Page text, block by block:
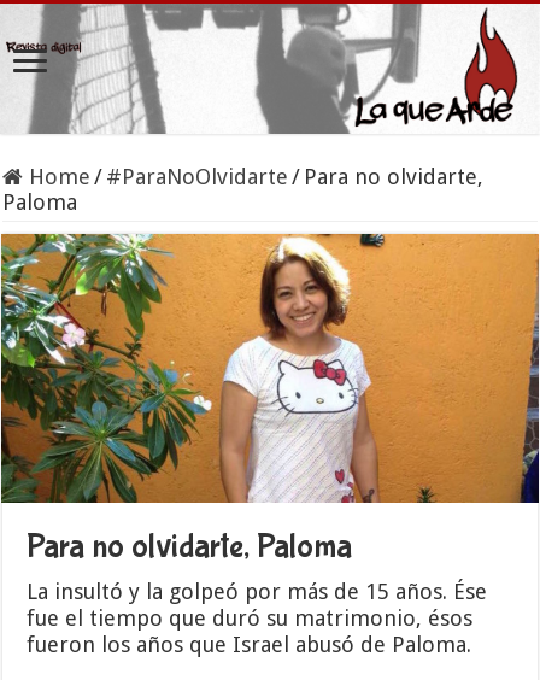
Home /#ParaNoOlvidarte / Para no olvidarte,
Paloma
Para no olvidarte, Paloma
La insultó y la golpeó por más de 15 años. Ése
fue el tiempo que duró su matrimonio, ésos
fueron los años que Israel abusó de Paloma.